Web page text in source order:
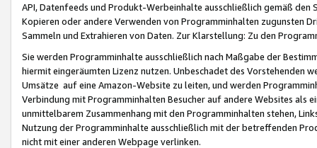
API, Datenfeeds und Produkt-Werbeinhalte ausschließlich gemäß
Kopieren oder andere Verwenden von Programminhalten zugunsten
Sammeln und Extrahieren von Daten. Zur Klarstellung: Zu den
Sie werden Programminhalte ausschließlich nach Maßgabe der
hiermit eingeräumten Lizenz nutzen. Unbeschadet des Vorstehenden
Umsätze auf eine Amazon-Website zu leiten, und werden
Verbindung mit Programminhalten Besucher auf andere Websites als
unmittelbarem Zusammenhang mit den Programminhalten stehen,
Nutzung der Programminhalte ausschließlich mit der betreffenden
nicht mit einer anderen Webpage verlinken.